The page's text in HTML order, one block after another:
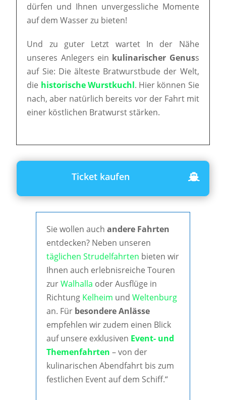
dürfen und Ihnen unvergessliche Momente
auf dem Wasser zu bieten!
Und zu guter Letzt wartet In der Nähe
unseres Anlegers ein kulinarischer Genuss
auf Sie: Die älteste Bratwurstbude der Welt,
die historische Wurstkuchl. Hier können Sie
nach, aber natürlich bereits vor der Fahrt mit
einer köstlichen Bratwurst stärken.
Ticket kaufen
Sie wollen auch andere Fahrten
entdecken? Neben unseren
täglichen Strudelfahrten bieten wir
Ihnen auch erlebnisreiche Touren
zurWalhalla oder Ausflüge in
Richtung Kelheim und Weltenburg
an. Für besondere Anlässe
empfehlen wir zudem einen Blick
auf unsere exklusiven Event- und
Themenfahrten – von der
kulinarischen Abendfahrt bis zum
festlichen Event auf dem Schiff.“